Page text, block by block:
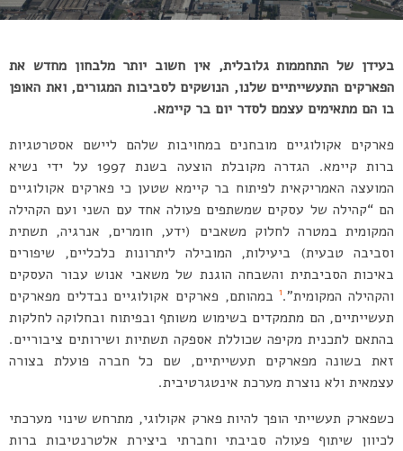
בעידן של התחממות גלובלית, אין חשוב יותר מלבחון מחדש את
הפארקים התעשייתיים שלנו, הנושקים לסביבות המגורים, ואת האופן
בו הם מתאימים עצמם לסדר יום בר קיימא.
פארקים אקולוגיים מובחנים במחויבות שלהם ליישם אסטרטגיות
ברות קיימא. הגדרה מקובלת הוצעה בשנת 1997 על ידי נשיא
המועצה האמריקאית לפיתוח בר קיימא שטען כי פארקים אקולוגיים
הם “קהילה של עסקים שמשתפים פעולה אחד עם השני ועם הקהילה
המקומית במטרה לחלוק משאבים (ידע, חומרים, אנרגיה, תשתית
וסביבה טבעית) ביעילות, המובילה ליתרונות כלכליים, שיפורים
באיכות הסביבתית והשבחה הוגנת של משאבי אנוש עבור העסקים
והקהילה המקומית”.1במהותם, פארקים אקולוגיים נבדלים מפארקים
תעשייתיים, הם מתמקדים בשימוש משותף ובפיתוח ובחלוקה לחלקות
בהתאם לתכנית מקיפה שכוללת אספקה תשתיות ושירותים ציבוריים.
זאת בשונה מפארקים תעשייתיים, שם כל חברה פועלת בצורה
עצמאית ולא נוצרת מערכת אינטגרטיבית.
כשפארק תעשייתי הופך להיות פארק אקולוגי, מתרחש שינוי מערכתי
לכיוון שיתוף פעולה סביבתי וחברתי ביצירת אלטרנטיבות ברות